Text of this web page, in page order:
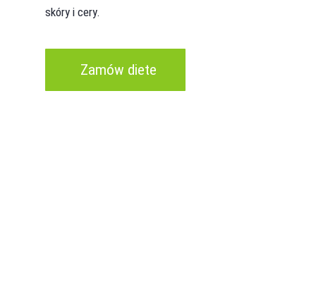
skóry i cery.
Zamów diete